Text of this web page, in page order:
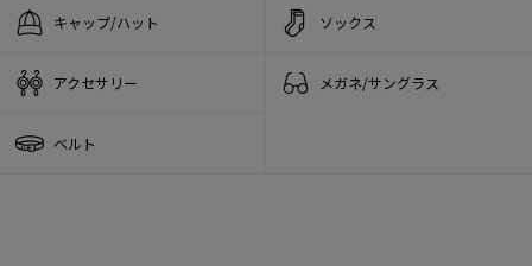
キャップ/ハット ソックス
アクセサリー メガネ/サングラス
ベルト